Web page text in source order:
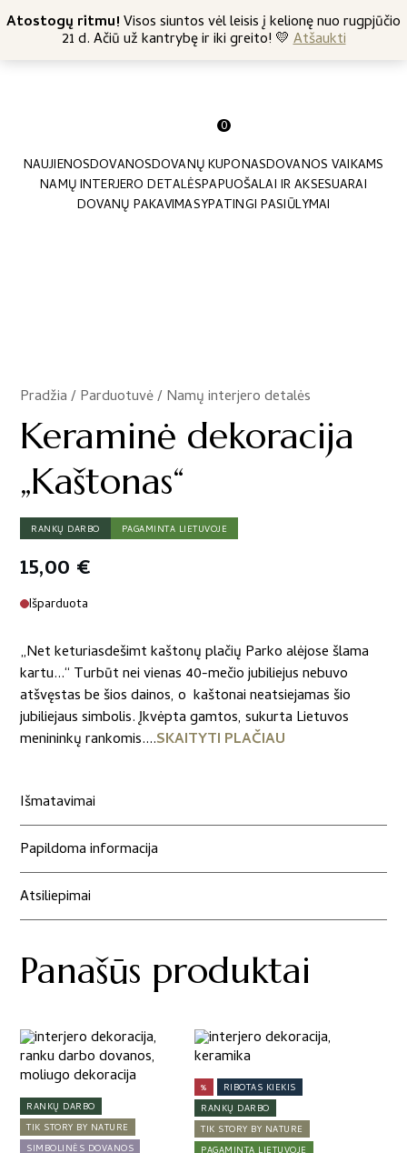
Atostogų ritmu!Visos siuntos vėl leisis į kelionę nuo rugpjūčio
21 d. Ačiū už kantrybę ir iki greito! 💛Atšaukti
Nemokamas siuntimas nuo 45 Eur +370 682 57369
0
NAUJIENOSDOVANOSDOVANŲ KUPONASDOVANOS VAIKAMS
NAMŲ INTERJERO DETALĖSPAPUOŠALAI IR AKSESUARAI
DOVANŲ PAKAVIMASYPATINGI PASIŪLYMAI
Pradžia/Parduotuvė/Namų interjero detalės
/
Keraminė dekoracija
„Kaštonas“
RANKŲ DARBO PAGAMINTA LIETUVOJE
15,00 €
Išparduota
„Net keturiasdešimt kaštonų plačių Parko alėjose šlama
kartu...“ Turbūt nei vienas 40-mečio jubiliejus nebuvo
atšvęstas be šios dainos, o kaštonai neatsiejamas šio
jubiliejaus simbolis. Įkvėpta gamtos, sukurta Lietuvos
menininkų rankomis....SKAITYTI PLAČIAU
Išmatavimai
Papildoma informacija
Atsiliepimai
Panašūs produktai
RANKŲ DARBO
TIK STORY BY NATURE
SIMBOLINĖS DOVANOS
%
RIBOTAS KIEKIS
RANKŲ DARBO
TIK STORY BY NATURE